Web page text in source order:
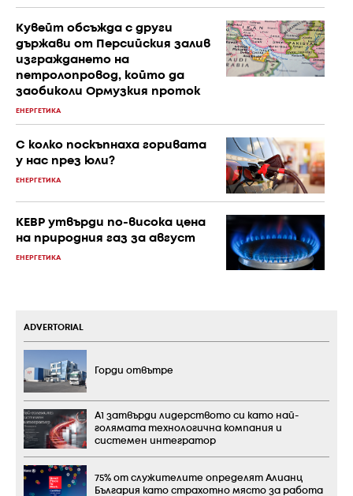
Кувейт обсъжда с други
държави от Персийския залив
изграждането на
петролопровод, който да
заобиколи Ормузкия проток
ЕНЕРГЕТИКА
С колко поскъпнаха горивата
у нас през юли?
ЕНЕРГЕТИКА
КЕВР утвърди по-висока цена
на природния газ за август
ЕНЕРГЕТИКА
ADVERTORIAL
Горди отвътре
А1 затвърди лидерството си като най-
голямата технологична компания и
системен интегратор
75% от служителите определят Алианц
България като страхотно място за работа